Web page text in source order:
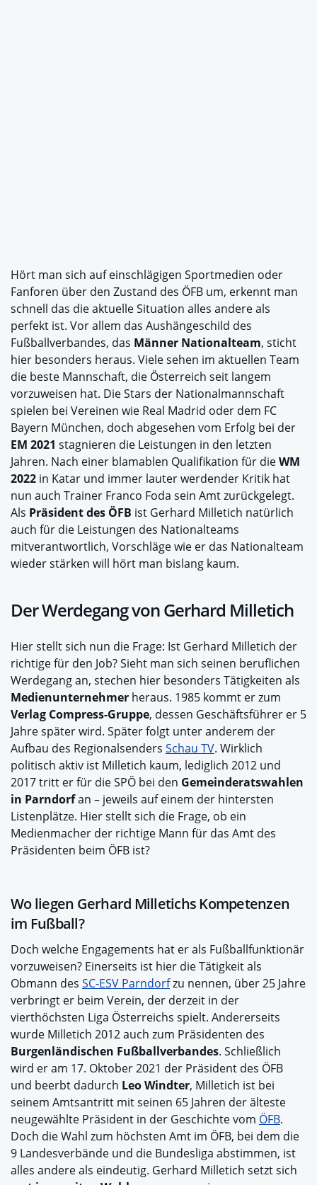
Hört man sich auf einschlägigen Sportmedien oder
Fanforen über den Zustand des ÖFB um, erkennt man
schnell das die aktuelle Situation alles andere als
perfekt ist. Vor allem das Aushängeschild des
Fußballverbandes, das Männer Nationalteam, sticht
hier besonders heraus. Viele sehen im aktuellen Team
die beste Mannschaft, die Österreich seit langem
vorzuweisen hat. Die Stars der Nationalmannschaft
spielen bei Vereinen wie Real Madrid oder dem FC
Bayern München, doch abgesehen vom Erfolg bei der
EM 2021 stagnieren die Leistungen in den letzten
Jahren. Nach einer blamablen Qualifikation für dieWM
2022 in Katar und immer lauter werdender Kritik hat
nun auch Trainer Franco Foda sein Amt zurückgelegt.
Als Präsident des ÖFB ist Gerhard Milletich natürlich
auch für die Leistungen des Nationalteams
mitverantwortlich, Vorschläge wie er das Nationalteam
wieder stärken will hört man bislang kaum.
Der Werdegang von Gerhard Milletich
Hier stellt sich nun die Frage: Ist Gerhard Milletich der
richtige für den Job? Sieht man sich seinen beruflichen
Werdegang an, stechen hier besonders Tätigkeiten als
Medienunternehmer heraus. 1985 kommt er zum
Verlag Compress-Gruppe, dessen Geschäftsführer er 5
Jahre später wird. Später folgt unter anderem der
Aufbau des Regionalsenders Schau TV. Wirklich
politisch aktiv ist Milletich kaum, lediglich 2012 und
2017 tritt er für die SPÖ bei den Gemeinderatswahlen
in Parndorfan – jeweils auf einem der hintersten
Listenplätze. Hier stellt sich die Frage, ob ein
Medienmacher der richtige Mann für das Amt des
Präsidenten beim ÖFB ist?
Wo liegen Gerhard Milletichs Kompetenzen
im Fußball?
Doch welche Engagements hat er als Fußballfunktionär
vorzuweisen? Einerseits ist hier die Tätigkeit als
Obmann des SC-ESV Parndorfzu nennen, über 25 Jahre
verbringt er beim Verein, der derzeit in der
vierthöchsten Liga Österreichs spielt. Andererseits
wurde Milletich 2012 auch zum Präsidenten des
Burgenländischen Fußballverbandes. Schließlich
wird er am 17. Oktober 2021 der Präsident des ÖFB
und beerbt dadurch Leo Windter, Milletich ist bei
seinem Amtsantritt mit seinen 65 Jahren der älteste
neugewählte Präsident in der Geschichte vom ÖFB.
Doch die Wahl zum höchsten Amt im ÖFB, bei dem die
9 Landesverbände und die Bundesliga abstimmen, ist
alles andere als eindeutig. Gerhard Milletich setzt sich